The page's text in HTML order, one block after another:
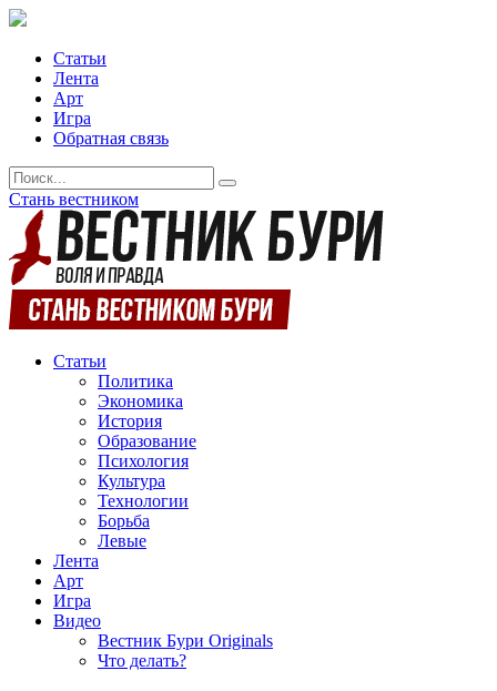
Статьи
Лента
Арт
Игра
Обратная связь
Стань вестником
Статьи
Политика
Экономика
История
Образование
Психология
Культура
Технологии
Борьба
Левые
Лента
Арт
Игра
Видео
Вестник Бури Originals
Что делать?